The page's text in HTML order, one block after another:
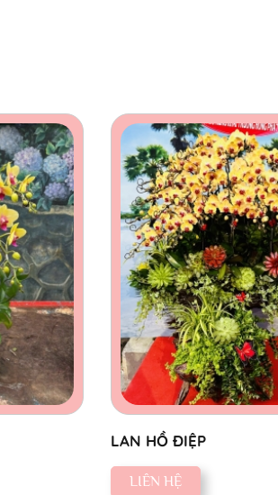
LAN HỒ ĐIỆP
LIÊN HỆ